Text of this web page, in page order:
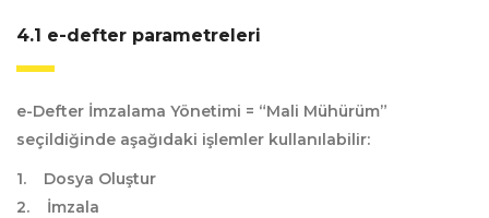
4.1 e-defter parametreleri
e-Defter İmzalama Yönetimi = “Mali Mühürüm”
seçildiğinde aşağıdaki işlemler kullanılabilir:
1. Dosya Oluştur
2. İmzala